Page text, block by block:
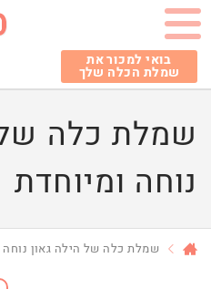
בואי למכור את
שמלת הכלה שלך
שמלת כלה של
נוחה ומיוחדת
שמלת כלה של הילה גאון נוחה